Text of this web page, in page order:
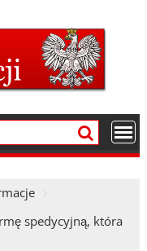
spedycyjną, która